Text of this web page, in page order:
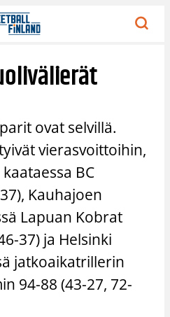
ovat selvillä.
vierasvoittoihin,
BC
Kauhajoen
Lapuan Kobrat
37) ja Helsinki
jatkoaikatrillerin
94-88 (43-27, 72-